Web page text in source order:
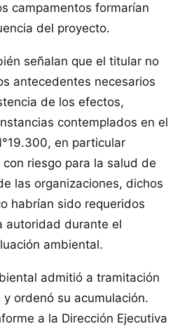
campamentos formarían
del proyecto.
señalan que el titular no
antecedentes necesarios
de los efectos,
contemplados en el
en particular
riesgo para la salud de
las organizaciones, dichos
habrían sido requeridos
autoridad durante el
ambiental.
admitió a tramitación
ordenó su acumulación.
a la Dirección Ejecutiva